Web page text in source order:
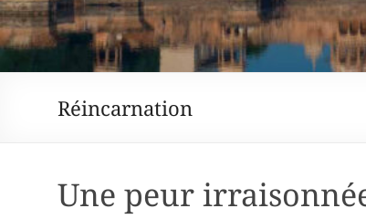
Réincarnation
Une peur